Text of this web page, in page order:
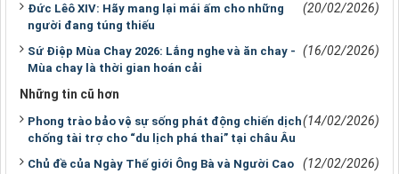
Đức Lêô XIV: Hãy mang lại mái ấm cho những
người đang túng thiếu
(20/02/2026)
Sứ Điệp Mùa Chay 2026: Lắng nghe và ăn chay -
Mùa chay là thời gian hoán cải
(16/02/2026)
Những tin cũ hơn
Phong trào bảo vệ sự sống phát động chiến dịch
chống tài trợ cho “du lịch phá thai” tại châu Âu
(14/02/2026)
Chủ đề của Ngày Thế giới Ông Bà và Người Cao
(12/02/2026)